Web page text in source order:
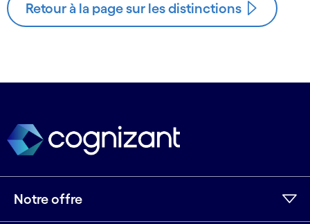
Retour à la page sur les distinctions
Notre offre